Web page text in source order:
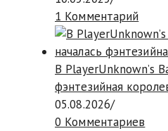
1 Комментарий
В PlayerUnknown’s
фэнтезийная
05.08.2026/
0 Комментариев